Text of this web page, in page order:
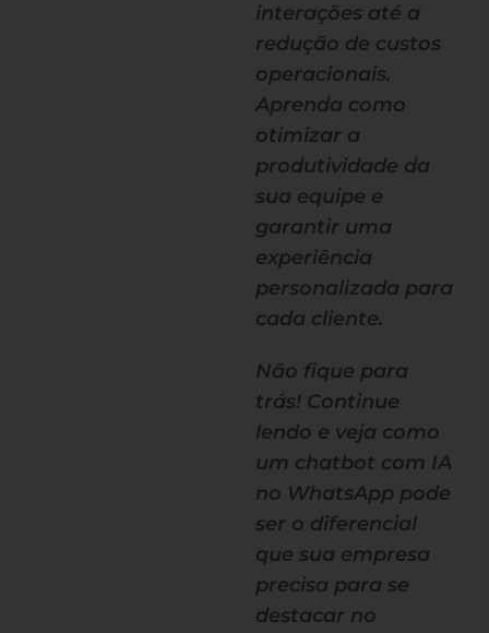
interações até a
redução de custos
operacionais.
Aprenda como
otimizar a
produtividade da
sua equipe e
garantir uma
experiência
personalizada para
cada cliente.
Não fique para
trás! Continue
lendo e veja como
um chatbot com IA
no WhatsApp pode
ser o diferencial
que sua empresa
precisa para se
destacar no